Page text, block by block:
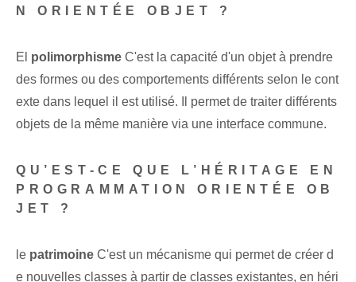
N ORIENTÉE OBJET ?
El polimorphisme C'est la capacité d'un objet à prendre
des formes ou des comportements différents selon le cont
exte dans lequel il est utilisé. Il permet de traiter différents
objets de la même manière via une interface commune.
QU’EST-CE QUE L’HÉRITAGE EN
PROGRAMMATION ORIENTÉE OB
JET ?
le⁤ patrimoine C'est un mécanisme qui permet de créer d
e nouvelles classes à partir de classes existantes, en héri